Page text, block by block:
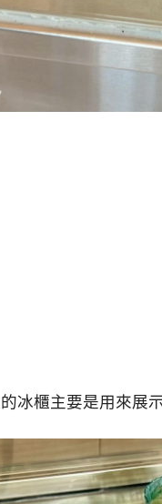
冰櫃主要是用來展